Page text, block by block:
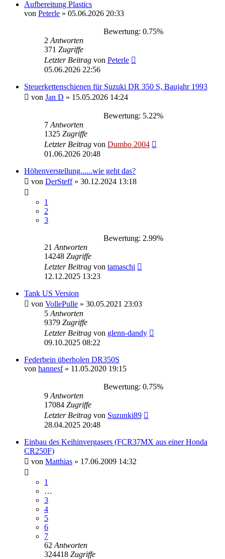
Aufbereitung Plastics
von Peterle » 05.06.2026 20:33
Bewertung: 0.75%
2 Antworten
371 Zugriffe
Letzter Beitrag von Peterle
05.06.2026 22:56
Steuerkettenschienen für Suzuki DR 350 S, Baujahr 1993
von Jan D » 15.05.2026 14:24
Bewertung: 5.22%
7 Antworten
1325 Zugriffe
Letzter Beitrag von Dumbo 2004
01.06.2026 20:48
Höhenverstellung......wie geht das?
von DerSteff» 30.12.2024 13:18
1
2
3
Bewertung: 2.99%
21 Antworten
14248 Zugriffe
Letzter Beitrag von tamaschi
12.12.2025 13:23
Tank US Version
von VollePulle » 30.05.2021 23:03
5 Antworten
9379 Zugriffe
Letzter Beitrag von glenn-dandy
09.10.2025 08:22
Federbein überholen DR350S
von hannesf» 11.05.2020 19:15
Bewertung: 0.75%
9 Antworten
17084 Zugriffe
Letzter Beitrag von Suzunki89
28.04.2025 20:48
Einbau des Keihinvergasers (FCR37MX aus einer Honda
CR250F)
von Matthias » 17.06.2009 14:32
1
…
3
4
5
6
7
62 Antworten
324418 Zugriffe